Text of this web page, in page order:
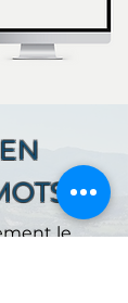
...
le